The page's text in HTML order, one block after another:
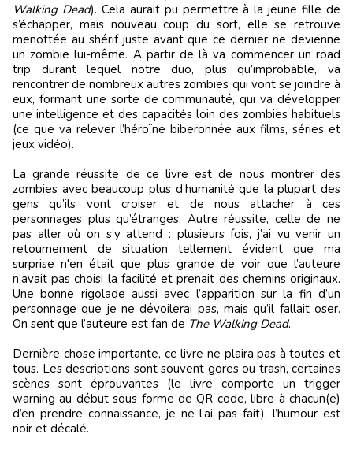
Walking Dead). Cela aurait pu permettre à la jeune fille de
s’échapper, mais nouveau coup du sort, elle se retrouve
menottée au shérif juste avant que ce dernier ne devienne
un zombie lui-même. A partir de là va commencer un road
trip durant lequel notre duo, plus qu’improbable, va
rencontrer de nombreux autres zombies qui vont se joindre à
eux, formant une sorte de communauté, qui va développer
une intelligence et des capacités loin des zombies habituels
(ce que va relever l’héroïne biberonnée aux films, séries et
jeux vidéo).
La grande réussite de ce livre est de nous montrer des
zombies avec beaucoup plus d’humanité que la plupart des
gens qu’ils vont croiser et de nous attacher à ces
personnages plus qu’étranges. Autre réussite, celle de ne
pas aller où on s’y attend : plusieurs fois, j’ai vu venir un
retournement de situation tellement évident que ma
surprise n'en était que plus grande de voir que l’auteure
n’avait pas choisi la facilité et prenait des chemins originaux.
Une bonne rigolade aussi avec l’apparition sur la fin d’un
personnage que je ne dévoilerai pas, mais qu’il fallait oser.
On sent que l’auteure est fan de The Walking Dead.
Dernière chose importante, ce livre ne plaira pas à toutes et
tous. Les descriptions sont souvent gores ou trash, certaines
scènes sont éprouvantes (le livre comporte un trigger
warning au début sous forme de QR code, libre à chacun(e)
d’en prendre connaissance, je ne l’ai pas fait), l’humour est
noir et décalé.